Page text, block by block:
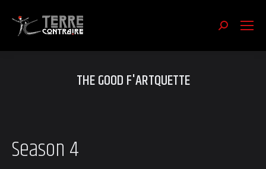
THE GOOD F'ARTQUETTE
Season 4